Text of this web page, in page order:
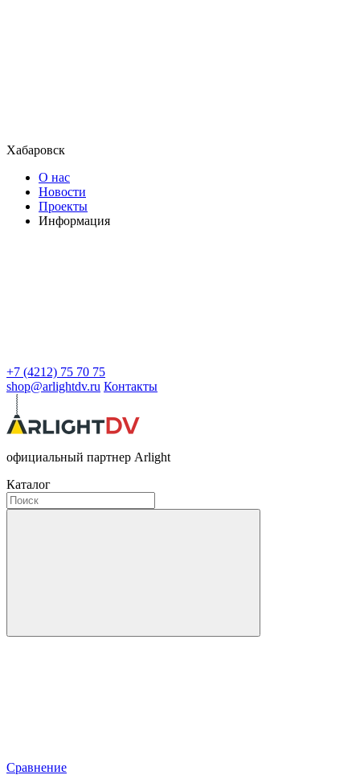
Хабаровск
О нас
Новости
Проекты
Информация
+7 (4212) 75 70 75
shop@arlightdv.ru Контакты
официальный партнер Arlight
Каталог
Сравнение